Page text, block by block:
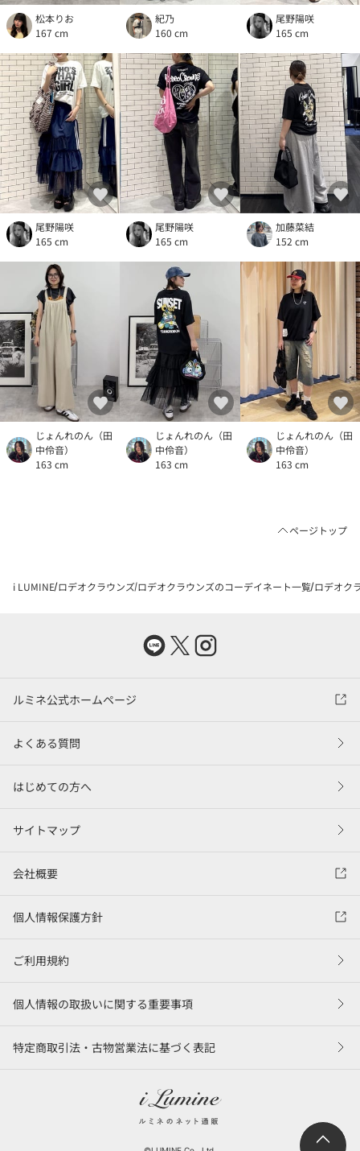
松本りお
167 cm
紀乃
160 cm
尾野陽咲
165 cm
尾野陽咲
165 cm
尾野陽咲
165 cm
加藤菜結
152 cm
じょんれのん（田
中伶音）
163 cm
じょんれのん（田
中伶音）
163 cm
じょんれのん（田
中伶音）
163 cm
ページトップ
i LUMINE ロデオクラウンズ ロデオクラウンズのコーデイネート一覧 ロデオク
ルミネ公式ホームページ
よくある質問
はじめての方へ
サイトマップ
会社概要
個人情報保護方針
ご利用規約
個人情報の取扱いに関する重要事項
特定商取引法・古物営業法に基づく表記